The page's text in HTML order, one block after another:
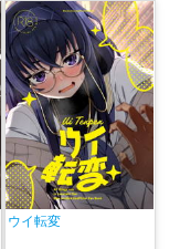
ウイ転変